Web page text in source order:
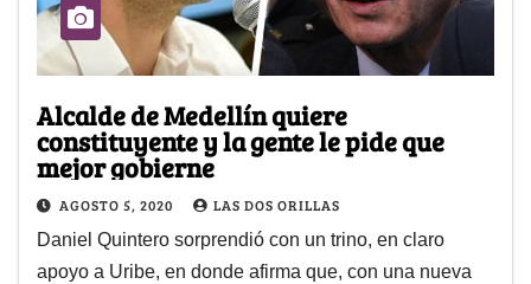
Alcalde de Medellín quiere
constituyente y la gente le pide que
mejor gobierne
AGOSTO 5, 2020 LAS DOS ORILLAS
Daniel Quintero sorprendió con un trino, en claro
apoyo a Uribe, en donde afirma que, con una nueva